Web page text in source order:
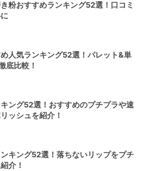
粉おすすめランキング52選！口コミ
人気ランキング52選！パレット&単
底比較！
ング52選！おすすめのプチプラや速
ッシュを紹介！
キング52選！落ちないリップをプチ
介！